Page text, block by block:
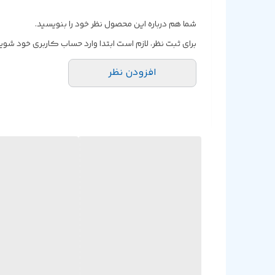
شما هم درباره این محصول نظر خود را بنویسید.
برای ثبت نظر، لازم است ابتدا وارد حساب کاربری خود
افزودن نظر